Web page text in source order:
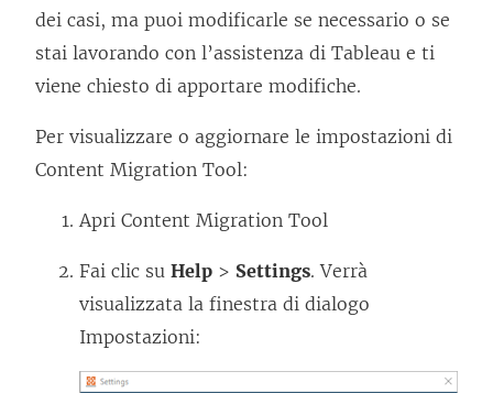
dei casi, ma puoi modificarle se necessario o se
stai lavorando con l’assistenza di Tableau e ti
viene chiesto di apportare modifiche.
Per visualizzare o aggiornare le impostazioni di
Content Migration Tool:
Apri Content Migration Tool
Fai clic su Help > Settings. Verrà
visualizzata la finestra di dialogo
Impostazioni: